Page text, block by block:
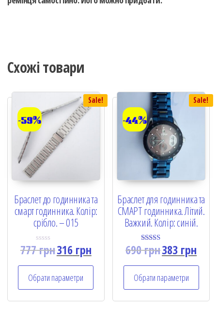
Схожі товари
Sale!
-59%
Браслет до годинника та
смарт годинника. Колір:
срібло. – 015
R
d
0
o
u
777грн316грн
Обрати параметри
Sale!
-44%
Браслет для годинника та
СМАРТ годинника. Літий.
Важкий. Колір: синій.
Rated
5.00
690грн383 грн
Обрати параметри